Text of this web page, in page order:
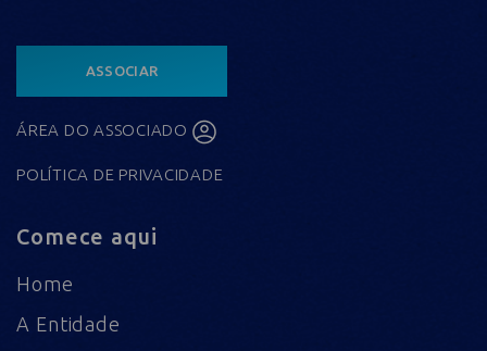
ASSOCIAR
ÁREA DO ASSOCIADO
POLÍTICA DE PRIVACIDADE
Comece aqui
Home
A Entidade